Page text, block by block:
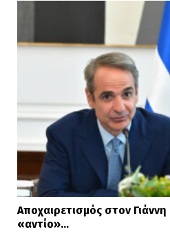
Αποχαιρετισμός στον
«αντίο»…